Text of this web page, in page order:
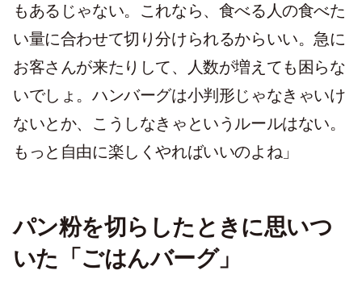
もあるじゃない。これなら、食べる人の食べた
い量に合わせて切り分けられるからいい。急に
お客さんが来たりして、人数が増えても困らな
いでしょ。ハンバーグは小判形じゃなきゃいけ
ないとか、こうしなきゃというルールはない。
もっと自由に楽しくやればいいのよね」
パン粉を切らしたときに思いつ
いた「ごはんバーグ」